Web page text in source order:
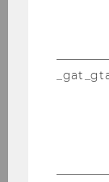
Wellbeing